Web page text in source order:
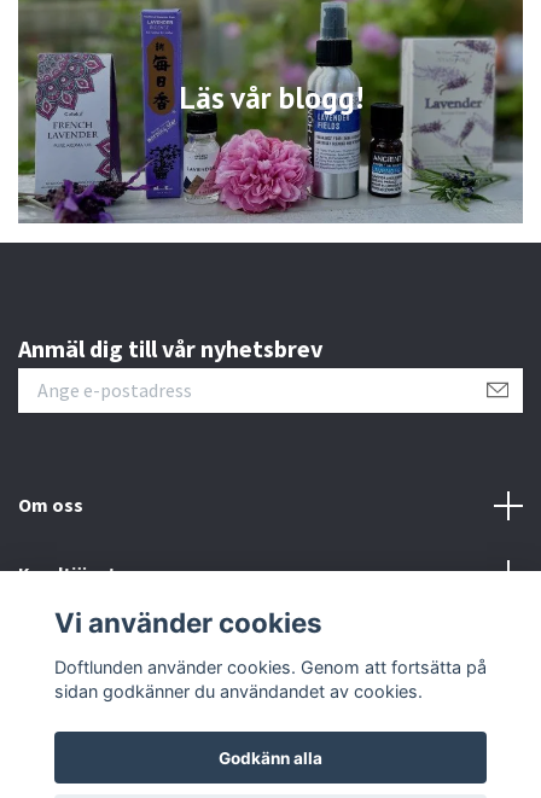
Läs vår blogg!
Anmäl dig till vår nyhetsbrev
Om oss
Kundtjänst
Vi använder cookies
Doftlunden använder cookies. Genom att fortsätta på
sidan godkänner du användandet av cookies.
Godkänn alla